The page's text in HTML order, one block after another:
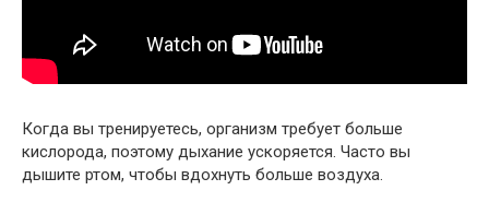
Когда вы тренируетесь, организм требует больше
кислорода, поэтому дыхание ускоряется. Часто вы
дышите ртом, чтобы вдохнуть больше воздуха.